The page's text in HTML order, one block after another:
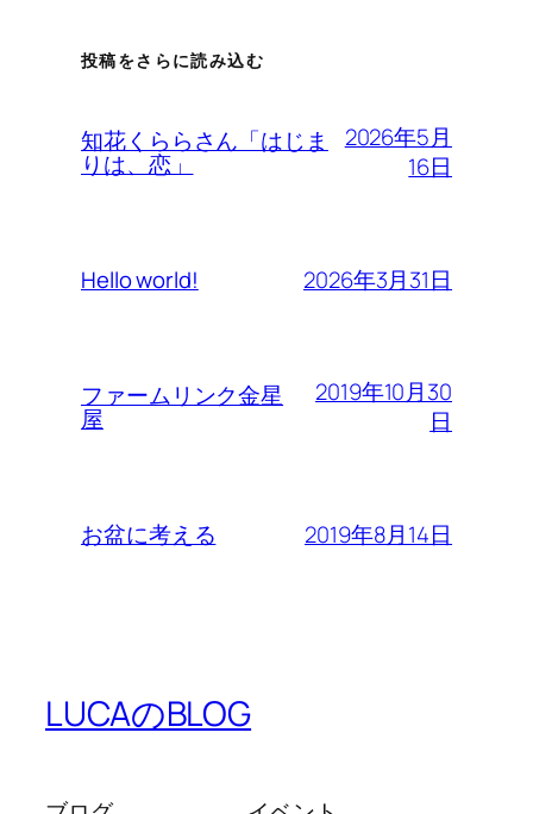
投稿をさらに読み込む
知花くららさん「はじま
りは、恋」
2026年5月
16日
Hello world! 2026年3月31日
ファームリンク金星
屋
2019年10月30
日
お盆に考える 2019年8月14日
LUCAのBLOG